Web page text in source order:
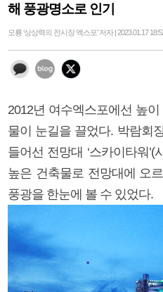
해 풍광명소로 인기
오룡 ‘상상력의 전시장 엑스포’ 저자 | 2023.01.17
2012년 여수엑스포에선 높
물이 눈길을 끌었다. 박람회
들어선 전망대 ‘스카이타워
높은 건축물로 전망대에 오
풍광을 한눈에 볼 수 있었다.